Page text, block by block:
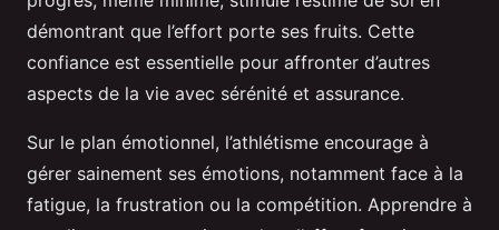
démontrant que l’effort porte ses fruits. Cette
confiance est essentielle pour affronter d’autres
aspects de la vie avec sérénité et assurance.
Sur le plan émotionnel, l’athlétisme encourage à
gérer sainement ses émotions, notamment face à la
fatigue, la frustration ou la compétition. Apprendre à